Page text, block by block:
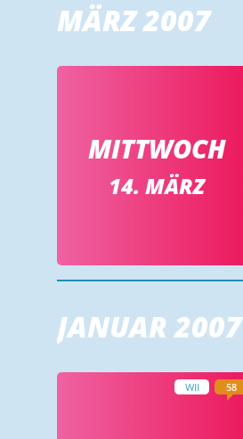
MÄRZ 2007
MITTWOCH
14. MÄRZ
JANUAR 2007
WII 58